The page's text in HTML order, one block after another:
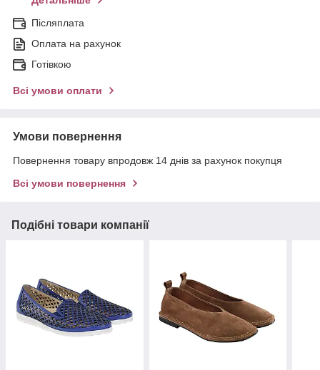
Післяплата
Оплата на рахунок
Готівкою
Всі умови оплати
Умови повернення
Повернення товару впродовж 14 днів за рахунок покупця
Всі умови повернення
Подібні товари компанії